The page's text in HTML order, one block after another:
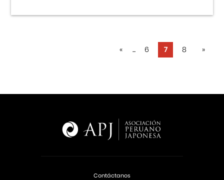
« ... 6 7 8 »
Contáctanos